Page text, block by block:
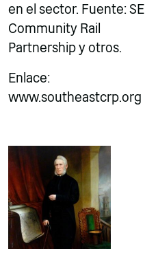
en el sector. Fuente: SE
Community Rail
Partnership y otros.
Enlace:
www.southeastcrp.org